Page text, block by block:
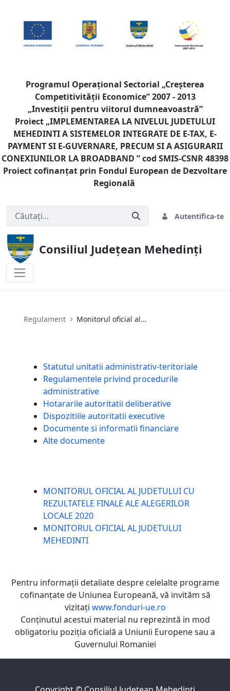
Programul Operaţional Sectorial „Creşterea
Competitivităţii Economice” 2007 - 2013
„Investiţii pentru viitorul dumneavoastră”
Proiect „IMPLEMENTAREA LA NIVELUL JUDETULUI
MEHEDINTI A SISTEMELOR INTEGRATE DE E-TAX, E-
PAYMENT SI E-GUVERNARE, PRECUM SI A ASIGURARII
CONEXIUNILOR LA BROADBAND ” cod SMIS-CSNR 48398
Proiect cofinanţat prin Fondul European de Dezvoltare
Regională
Autentifica-te
Consiliul Județean Mehedinți
Regulament Monitorul oficial al județului
Statutul unitatii administrativ-teritoriale
Regulamentele privind procedurile
administrative
Hotararile autoritatii deliberative
Dispozitiile autoritatii executive
Documente si informatii financiare
Alte documente
MONITORUL OFICIAL AL JUDETULUI CU
REZULTATELE FINALE ALE ALEGERILOR
LOCALE 2020
MONITORUL OFICIAL AL JUDETULUI
MEHEDINTI
Pentru informaţii detaliate despre celelalte programe
cofinanţate de Uniunea Europeană, vă invităm să
vizitaţi www.fonduri-ue.ro
Conţinutul acestui material nu reprezintă in mod
obligatoriu poziţia oficială a Uniunii Europene sau a
Guvernului Romaniei